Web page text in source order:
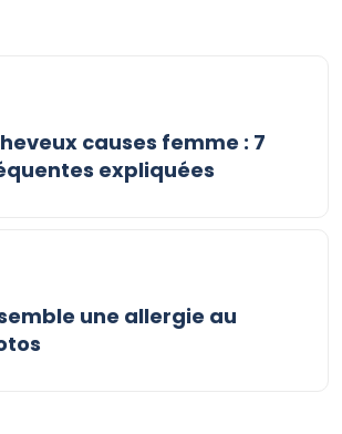
causes femme : 7
expliquées
une allergie au